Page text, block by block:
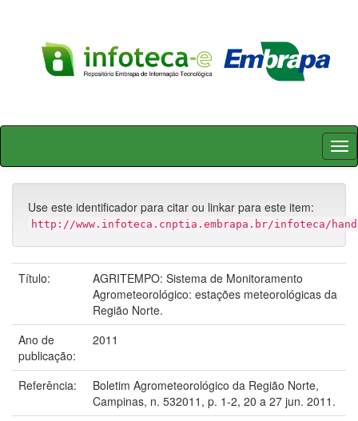
Skip
Use este identificador para citar ou linkar para este item:
http://www.infoteca.cnptia.embrapa.br/infoteca/
Título:
AGRITEMPO: Sistema de Monitoramento
Agrometeorológico: estações meteorológicas da
Região Norte.
Ano de
publicação:
2011
Referência:
Boletim Agrometeorológico da Região Norte,
Campinas, n. 532011, p. 1-2, 20 a 27 jun. 2011.